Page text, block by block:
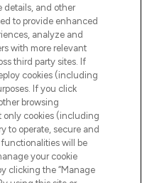
My Personal
details, and other
to provide enhanced
analyze and
with more relevant
third party sites. If
cookies (including
If you click
browsing
only cookies (including
to operate, secure and
will be
your cookie
clicking the “Manage